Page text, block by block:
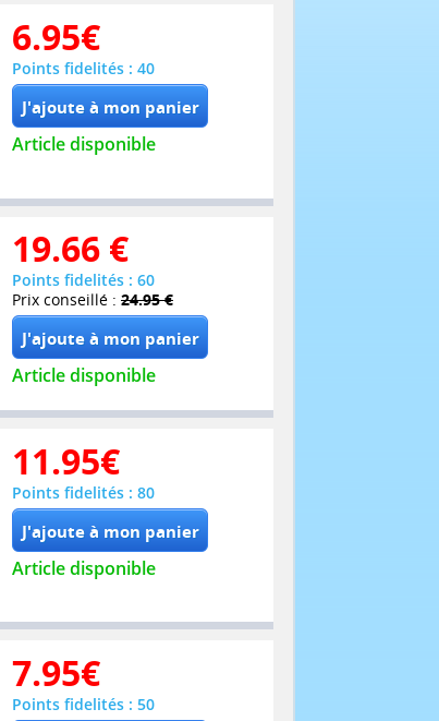
6.95€
Points fidelités : 40
Article disponible
19.66 €
Points fidelités : 60
Prix conseillé : 24.95 €
Article disponible
11.95€
Points fidelités : 80
Article disponible
7.95€
Points fidelités : 50